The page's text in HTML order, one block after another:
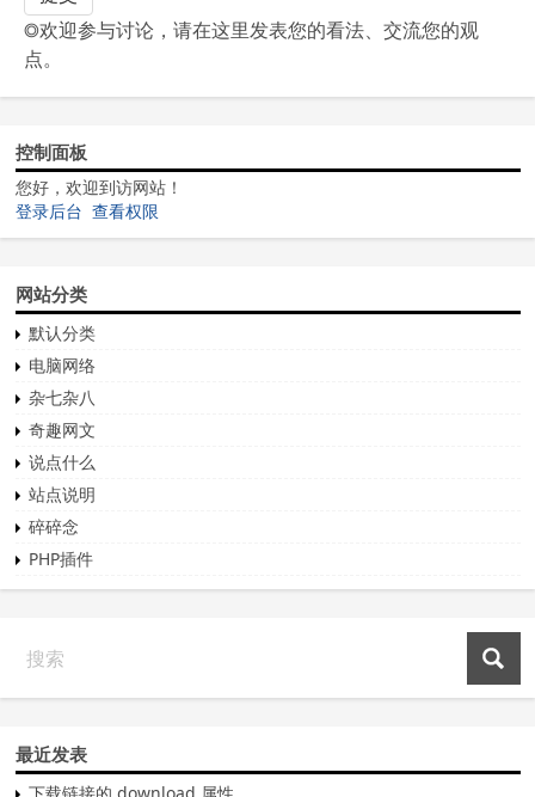
◎欢迎参与讨论，请在这里发表您的看法、交流您的观
点。
控制面板
您好，欢迎到访网站！
登录后台 查看权限
网站分类
默认分类
电脑网络
杂七杂八
奇趣网文
说点什么
站点说明
碎碎念
PHP插件
最近发表
下载链接的 download 属性